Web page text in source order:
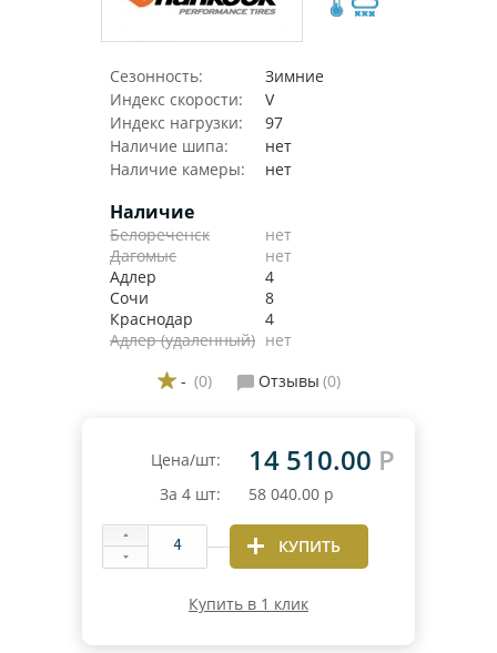
Сезонность:
Зимние
Индекс скорости:
V
Индекс нагрузки:
97
Наличие шипа:
нет
Наличие камеры:
нет
Наличие
Белореченск
нет
Дагомыс
нет
Адлер
4
Сочи
8
Краснодар
4
Адлер (удаленный) нет
- (0) Отзывы (0)
Цена/шт: 14 510.00 Р
За 4 шт: 58 040.00 р
КУПИТЬ
Купить в 1 клик